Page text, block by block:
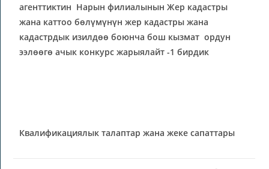
агенттиктин Нарын филиалынын Жер кадастры
жана каттоо бөлүмүнүн жер кадастры жана
кадастрдык изилдөө боюнча бош кызмат ордун
ээлөөгө ачык конкурс жарыялайт -1 бирдик
Квалификациялык талаптар жана жеке сапаттары